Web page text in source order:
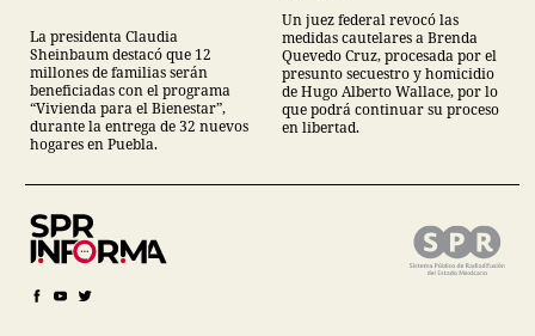
La presidenta Claudia
Sheinbaum destacó que 12
millones de familias serán
beneficiadas con el programa
“Vivienda para el Bienestar”,
durante la entrega de 32 nuevos
hogares en Puebla.
Un juez federal revocó las
medidas cautelares a Brenda
Quevedo Cruz, procesada por el
presunto secuestro y homicidio
de Hugo Alberto Wallace, por lo
que podrá continuar su proceso
en libertad.